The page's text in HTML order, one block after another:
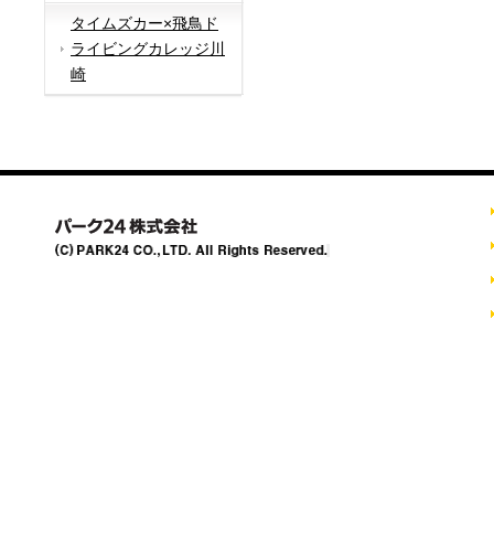
タイムズカー×飛鳥ド
ライビングカレッジ川
崎